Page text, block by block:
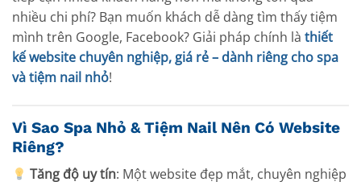
nhiều chi phí? Bạn muốn khách dễ dàng tìm thấy tiệm
mình trên Google, Facebook? Giải pháp chính là thiết
kế website chuyên nghiệp, giá rẻ – dành riêng cho spa
và tiệm nail nhỏ!
Vì Sao Spa Nhỏ & Tiệm Nail Nên Có Website
Riêng?
Tăng độ uy tín: Một website đẹp mắt, chuyên nghiệp